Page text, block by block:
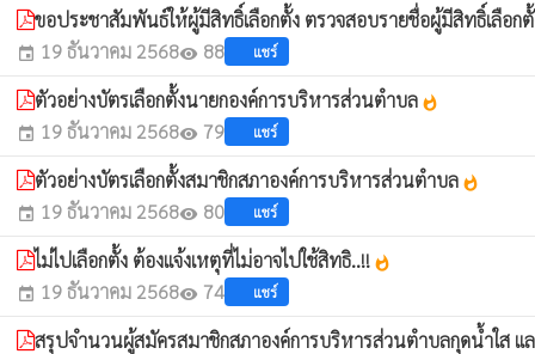
ขอประชาสัมพันธ์ให้ผู้มีสิทธิ์เลือกตั้ง ตรวจสอบรายชื่อผู้มีสิทธิ์เลือก
event 19 ธันวาคม 2568visibility 88 แชร์
ตัวอย่างบัตรเลือกตั้งนายกองค์การบริหารส่วนตำบล whatshot
event 19 ธันวาคม 2568visibility 79 แชร์
ตัวอย่างบัตรเลือกตั้งสมาชิกสภาองค์การบริหารส่วนตำบล whatshot
event 19 ธันวาคม 2568visibility 80 แชร์
ไม่ไปเลือกตั้ง ต้องแจ้งเหตุที่ไม่อาจไปใช้สิทธิ..!! whatshot
event 19 ธันวาคม 2568visibility 74 แชร์
สรุปจำนวนผู้สมัครสมาชิกสภาองค์การบริหารส่วนตำบลกุดน้ำใส